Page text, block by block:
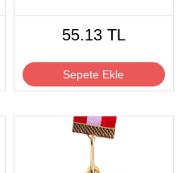
55.13 TL
Sepete Ekle